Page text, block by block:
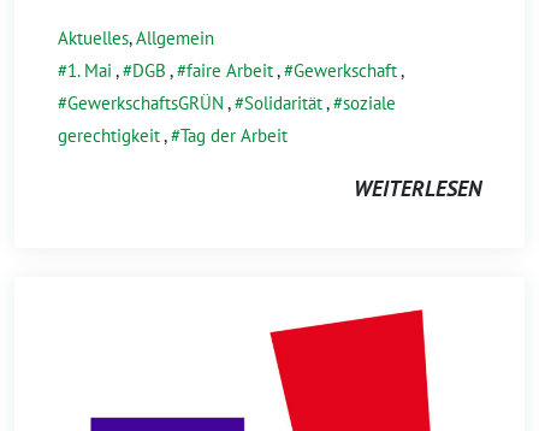
Aktuelles,Allgemein
1. Mai , DGB , faire Arbeit, Gewerkschaft,
GewerkschaftsGRÜN , Solidarität,
soziale
gerechtigkeit, Tag der Arbeit
WEITERLESEN